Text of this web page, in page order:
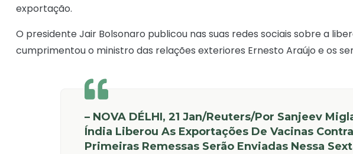
exportação.
O presidente Jair Bolsonaro publicou nas suas redes sociais sobre a
cumprimentou o ministro das relações exteriores Ernesto Araújo e os
– NOVA DÉLHI, 21 Jan/Reuters/por Sanjeev
Índia Liberou As Exportações De Vacinas
Primeiras Remessas Serão Enviadas Nessa